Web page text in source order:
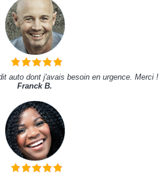
auto dont j'avais besoin en urgence. Merci !
Franck B.